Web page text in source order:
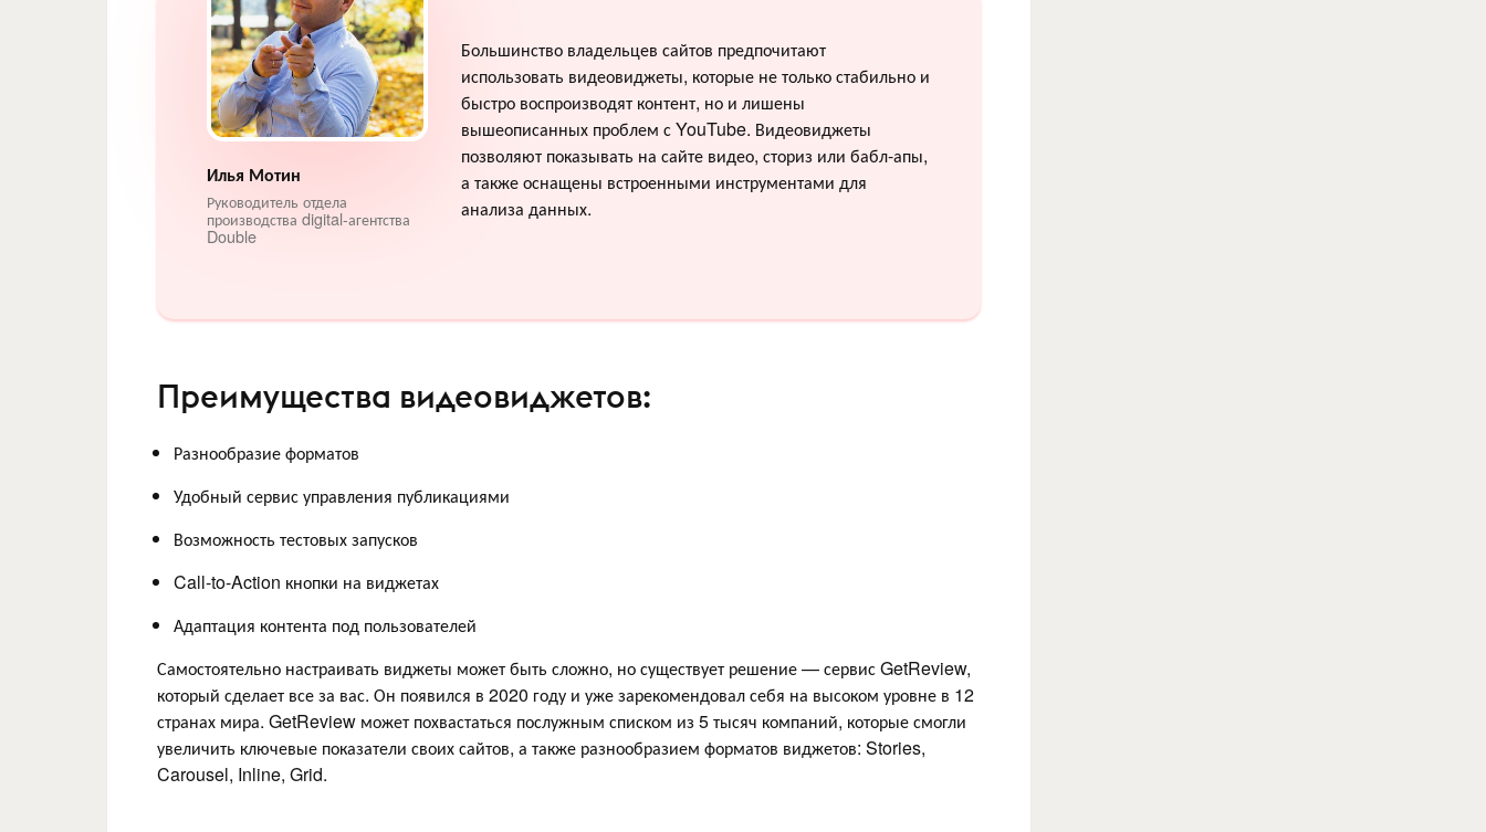
Илья Мотин
Руководитель отдела
производства digital-агентства
Double
Большинство владельцев сайтов предпочитают
использовать видеовиджеты, которые не только стабильно и
быстро воспроизводят контент, но и лишены
вышеописанных проблем с YouTube. Видеовиджеты
позволяют показывать на сайте видео, сториз или бабл-апы,
а также оснащены встроенными инструментами для
анализа данных.
Преимущества видеовиджетов:
Разнообразие форматов
Удобный сервис управления публикациями
Возможность тестовых запусков
Call-to-Action кнопки на виджетах
Адаптация контента под пользователей
Самостоятельно настраивать виджеты может быть сложно, но существует решение — сервис GetReview,
который сделает все за вас. Он появился в 2020 году и уже зарекомендовал себя на высоком уровне в 12
странах мира. GetReview может похвастаться послужным списком из 5 тысяч компаний, которые смогли
увеличить ключевые показатели своих сайтов, а также разнообразием форматов виджетов: Stories,
Carousel, Inline, Grid.